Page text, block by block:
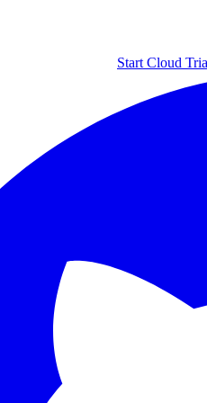
Start Cloud